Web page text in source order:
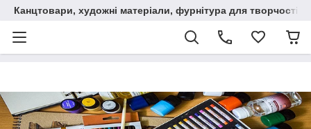
Канцтовари, художні матеріали, фурнітура для творчості